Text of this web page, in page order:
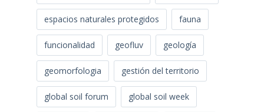
espacios naturales protegidos fauna
funcionalidad geofluv geología
geomorfologia gestión del territorio
global soil forum global soil week